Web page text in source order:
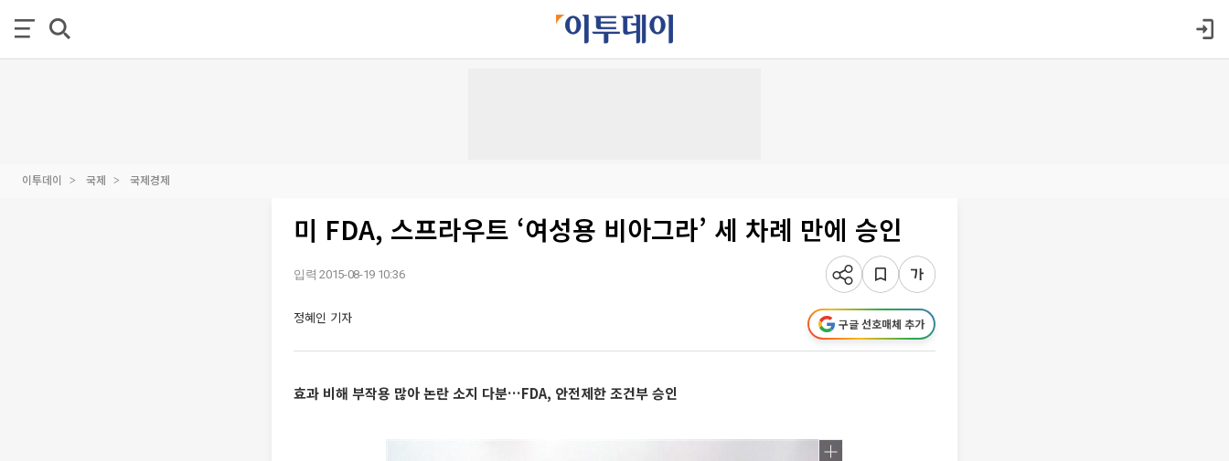
이투데이 국제 국제경제
미 FDA, 스프라우트 ‘여성용 비아그라’ 세 차례 만에 승인
입력 2015-08-19 10:36
정혜인 기자 구글 선호매체 추가
효과 비해 부작용 많아 논란 소지 다분…FDA, 안전제한 조건부 승인